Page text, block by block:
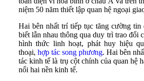
niệm 50 năm thiết lập quan hệ ngoại
Hai bên nhất trí tiếp tục tăng cường tin
biết lẫn nhau thông qua duy trì trao đổi
hình thức linh hoạt, phát huy hiệu
thoại, hợp tác song phương. Hai bên
tác kinh tế là trụ cột chính của quan hệ
nối hai nền kinh tế.